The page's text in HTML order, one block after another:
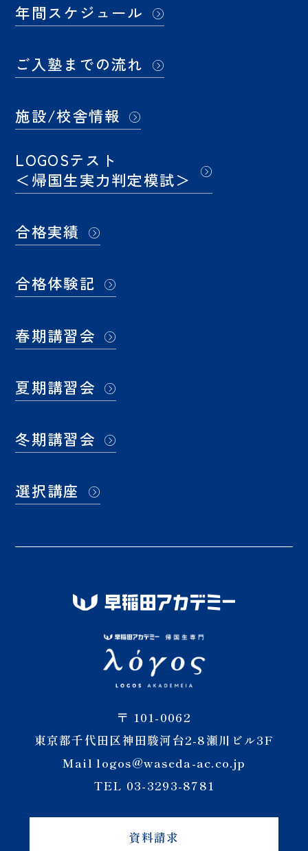
年間スケジュール
ご入塾までの流れ
施設/校舎情報
LOGOSテスト
＜帰国生実力判定模試＞
合格実績
合格体験記
春期講習会
夏期講習会
冬期講習会
選択講座
〒 101-0062
東京都千代田区神田駿河台2-8瀬川ビル3F
Mail logos@waseda-ac.co.jp
TEL 03-3293-8781
資料請求